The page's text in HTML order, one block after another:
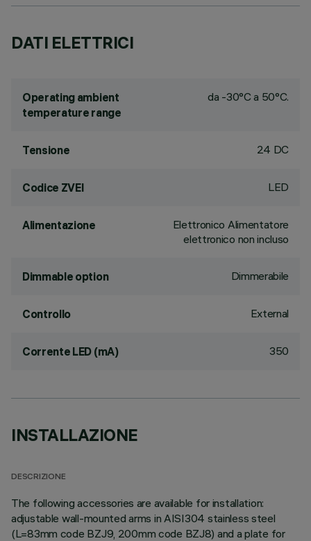
DATI ELETTRICI
Operating ambient
temperature range
da -30°C a 50°C.
Tensione 24 DC
Codice ZVEI LED
Alimentazione
Elettronico Alimentatore
elettronico non incluso
Dimmable option Dimmerabile
Controllo External
Corrente LED (mA) 350
INSTALLAZIONE
DESCRIZIONE
The following accessories are available for installation:
adjustable wall-mounted arms in AISI304 stainless steel
(L=83mm code BZJ9, 200mm code BZJ8) and a plate for